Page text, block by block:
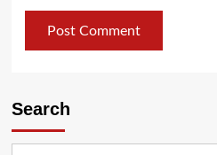
Search